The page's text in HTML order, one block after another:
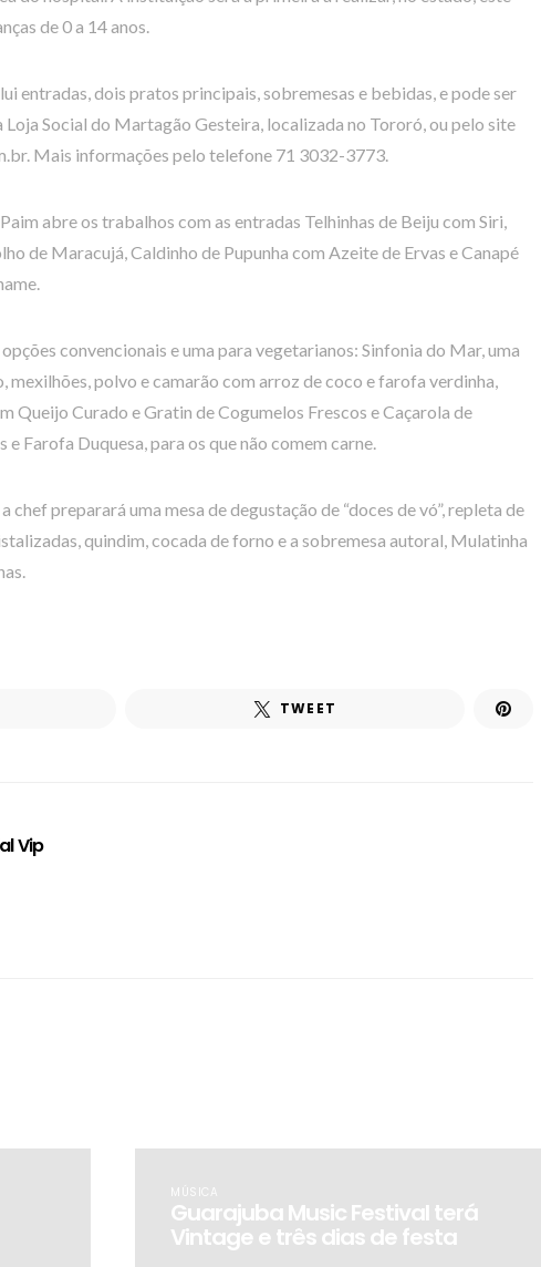
de 0 a 14 anos.
entradas, dois pratos principais, sobremesas e bebidas, e pode ser
Social do Martagão Gesteira, localizada no Tororó, ou pelo site
Mais informações pelo telefone 71 3032-3773.
abre os trabalhos com as entradas Telhinhas de Beiju com Siri,
de Maracujá, Caldinho de Pupunha com Azeite de Ervas e Canapé
convencionais e uma para vegetarianos: Sinfonia do Mar, uma
mexilhões, polvo e camarão com arroz de coco e farofa verdinha,
Queijo Curado e Gratin de Cogumelos Frescos e Caçarola de
Farofa Duquesa, para os que não comem carne.
chef preparará uma mesa de degustação de “doces de vó”, repleta de
quindim, cocada de forno e a sobremesa autoral, Mulatinha
TWEET
Vip
MÚSICA
Guarajuba Music Festival terá
Vintage e três dias de festa